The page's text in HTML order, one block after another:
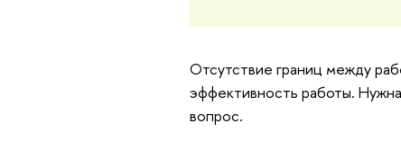
Отсутствие границ между
эффективность работы.
вопрос.